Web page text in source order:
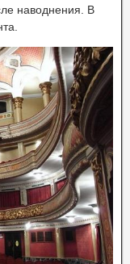
наводнения. В